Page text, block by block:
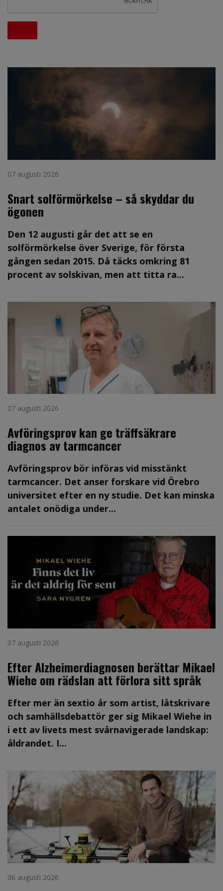
07 augusti 2026
Snart solförmörkelse – så skyddar du
ögonen
Den 12 augusti går det att se en
solförmörkelse över Sverige, för första
gången sedan 2015. Då täcks omkring 81
procent av solskivan, men att titta ra...
07 augusti 2026
Avföringsprov kan ge träffsäkrare
diagnos av tarmcancer
Avföringsprov bör införas vid misstänkt
tarmcancer. Det anser forskare vid Örebro
universitet efter en ny studie. Det kan minska
antalet onödiga under...
07 augusti 2026
Efter Alzheimerdiagnosen berättar Mikael
Wiehe om rädslan att förlora sitt språk
Efter mer än sextio år som artist, låtskrivare
och samhällsdebattör ger sig Mikael Wiehe in
i ett av livets mest svårnavigerade landskap:
åldrandet. I...
06 augusti 2026